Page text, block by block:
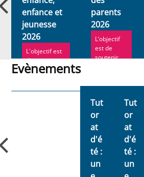
enfance et
jeunesse
2026
L'objectif est
de soutenir
les projets
parents
2026
L’objectif
est de
soutenir
favorisant
participatio
n...
Evènements
Evènements
Tut
or
at
d'é
té :
un
Tut
or
at
d'é
té :
un